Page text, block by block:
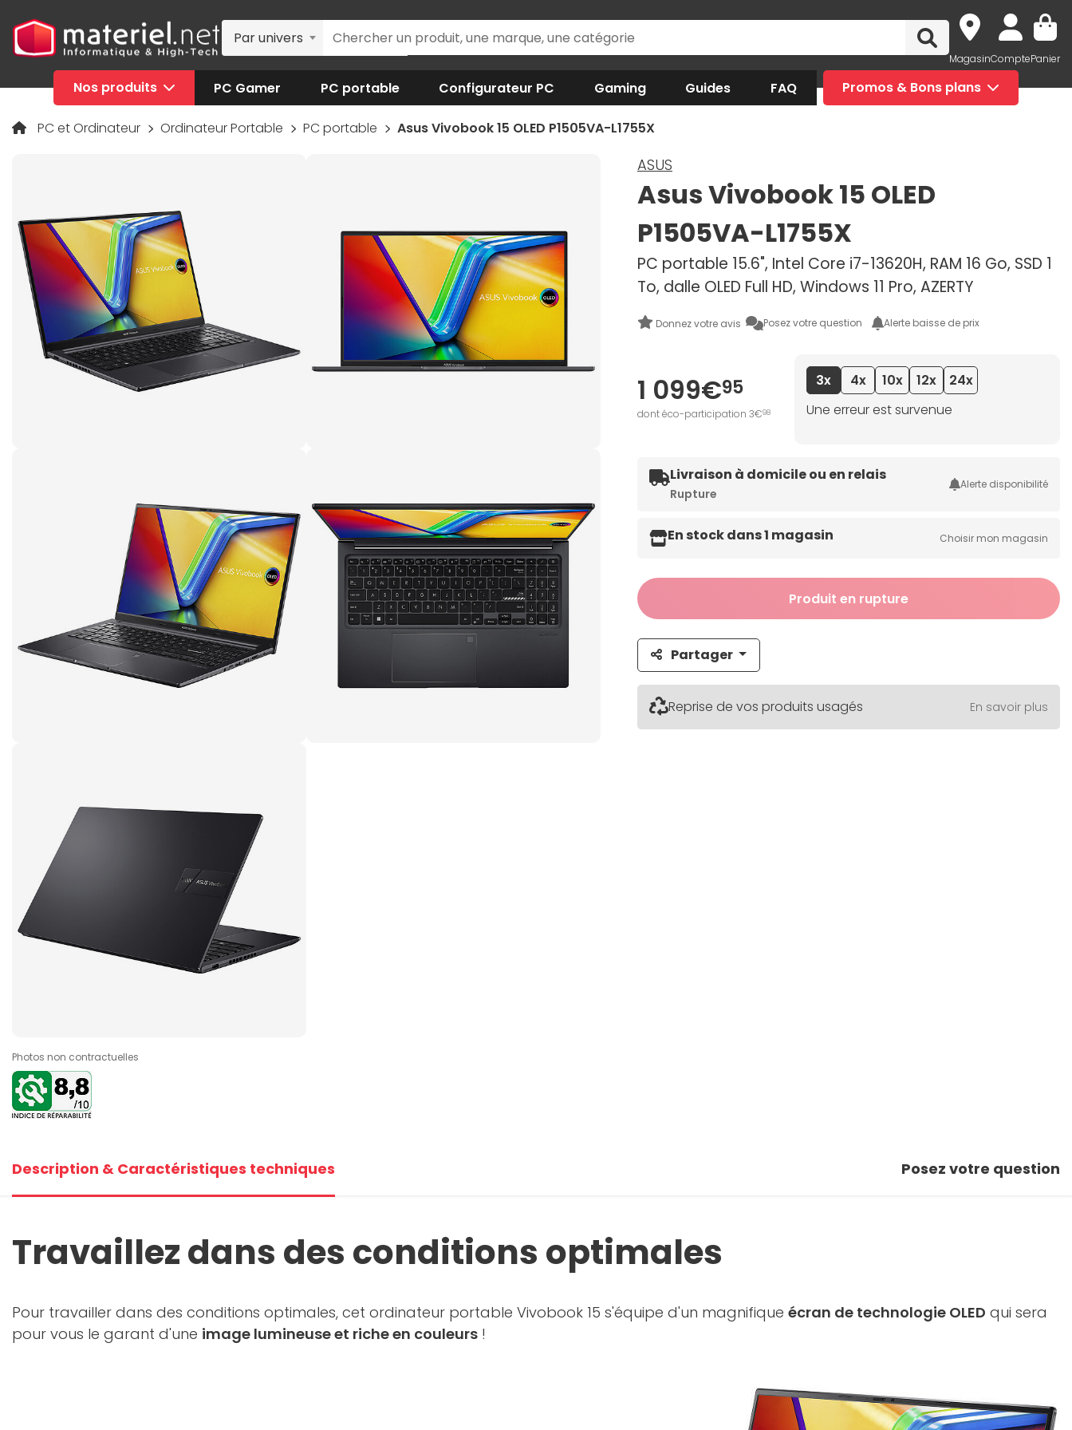
Par univers
MagasinComptePanier
Nos produits PC Gamer PC portable Configurateur PC Gaming Guides FAQ Promos & Bons plans
PC et Ordinateur Ordinateur Portable PC portable Asus Vivobook 15 OLED P1505VA-L1755X
Photos non contractuelles
ASUS
Asus Vivobook 15 OLED
P1505VA-L1755X
PC portable 15.6", Intel Core i7-13620H, RAM 16 Go, SSD 1
To, dalle OLED Full HD, Windows 11 Pro, AZERTY
Donnez votre avis Posez votre question Alerte baisse de prix
1 099€95
dont éco-participation 3€98
3x 4x 10x 12x
24x
Une erreur est survenue
Livraison à domicile ou en relais
Rupture
Alerte disponibilité
En stock dans 1 magasin Choisir mon magasin
Produit en rupture
Partager
Reprise de vos produits usagés En savoir plus
Description & Caractéristiques techniques Posez votre question
Travaillez dans des conditions optimales
Pour travailler dans des conditions optimales, cet ordinateur portable Vivobook 15 s'équipe d'un magnifique écran de technologie OLED qui sera
pour vous le garant d'une image lumineuse et riche en couleurs !